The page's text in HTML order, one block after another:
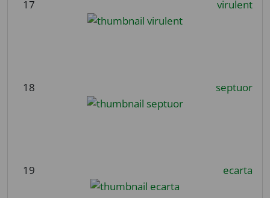
17 virulent
18 septuor
19 ecarta